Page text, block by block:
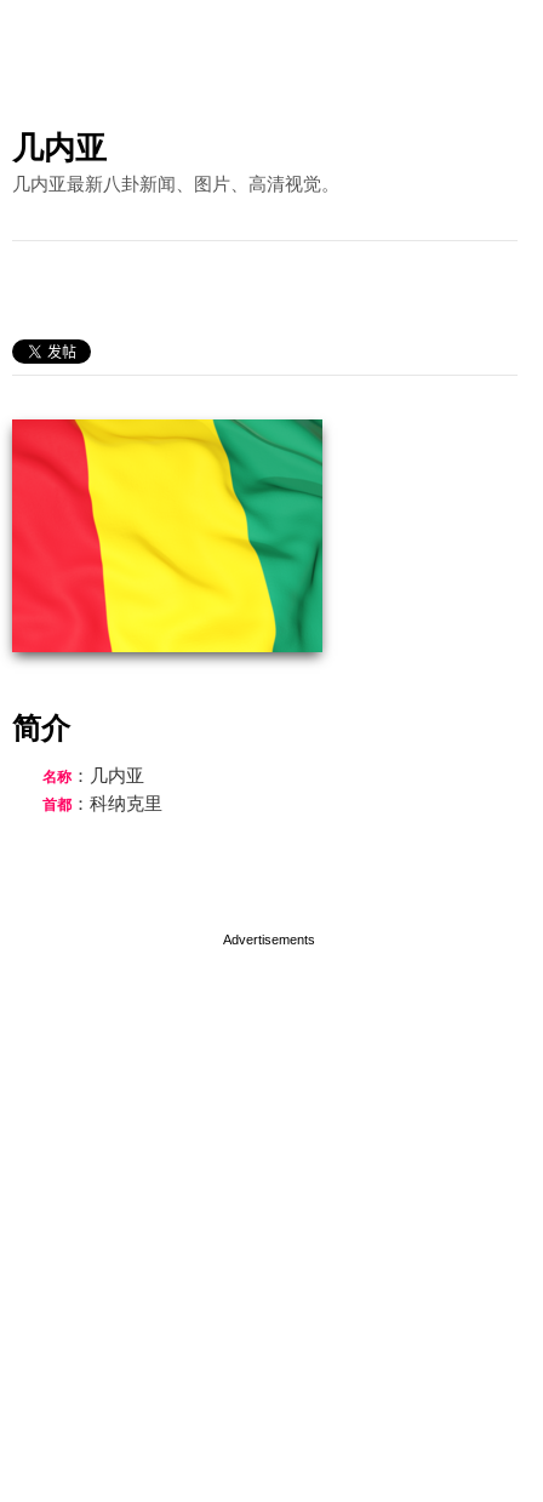
几内亚
几内亚最新八卦新闻、图片、高清视觉。
简介
名称 ：几内亚
首都 ：科纳克里